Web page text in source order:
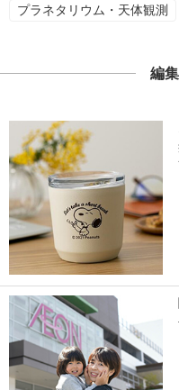
プラネタリウム・天体観測
編